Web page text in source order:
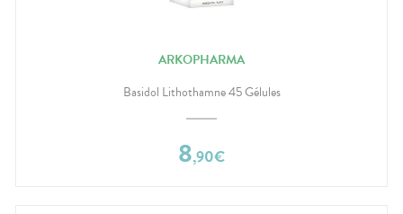
ARKOPHARMA
Basidol Lithothamne 45 Gélules
8,90€